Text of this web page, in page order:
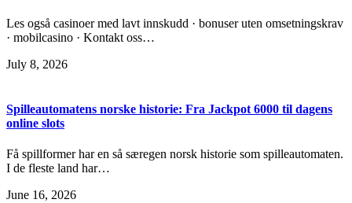
Les også casinoer med lavt innskudd · bonuser uten omsetningskrav
· mobilcasino · Kontakt oss…
July 8, 2026
Spilleautomatens norske historie: Fra Jackpot 6000 til dagens
online slots
Få spillformer har en så særegen norsk historie som spilleautomaten.
I de fleste land har…
June 16, 2026